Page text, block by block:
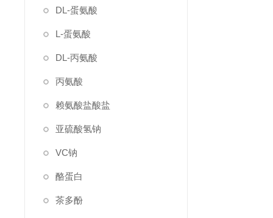
DL-蛋氨酸
L-蛋氨酸
DL-丙氨酸
丙氨酸
赖氨酸盐酸盐
亚硫酸氢钠
VC钠
酪蛋白
茶多酚